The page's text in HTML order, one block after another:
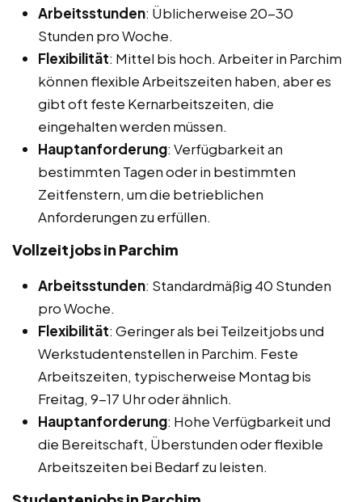
Arbeitsstunden: Üblicherweise 20-30
Stunden pro Woche.
Flexibilität: Mittel bis hoch. Arbeiter in Parchim
können flexible Arbeitszeiten haben, aber es
gibt oft feste Kernarbeitszeiten, die
eingehalten werden müssen.
Hauptanforderung: Verfügbarkeit an
bestimmten Tagen oder in bestimmten
Zeitfenstern, um die betrieblichen
Anforderungen zu erfüllen.
Vollzeitjobs in Parchim
Arbeitsstunden: Standardmäßig 40 Stunden
pro Woche.
Flexibilität: Geringer als bei Teilzeitjobs und
Werkstudentenstellen in Parchim. Feste
Arbeitszeiten, typischerweise Montag bis
Freitag, 9-17 Uhr oder ähnlich.
Hauptanforderung: Hohe Verfügbarkeit und
die Bereitschaft, Überstunden oder flexible
Arbeitszeiten bei Bedarf zu leisten.